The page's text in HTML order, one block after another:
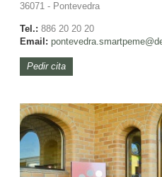
36071 - Pontevedra
Tel.: 886 20 20 20
Email:
Pedir cita